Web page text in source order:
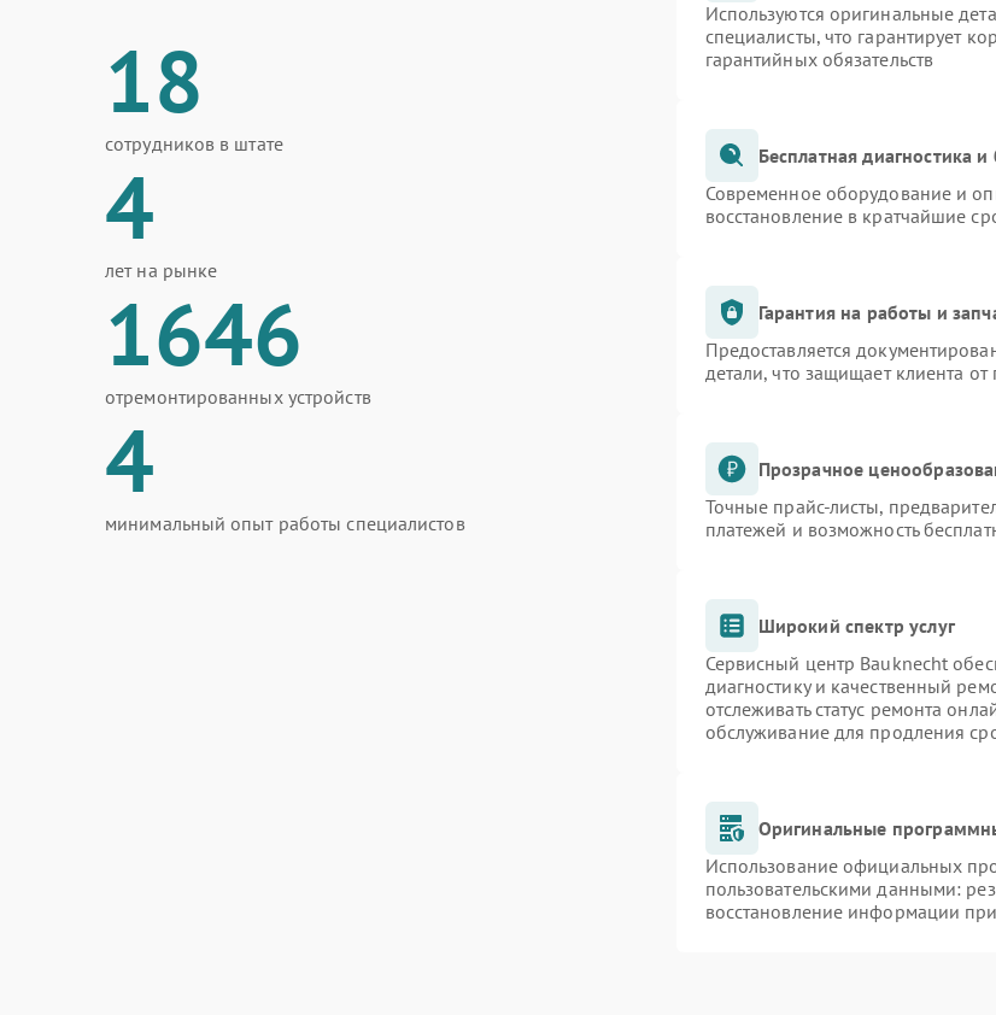
18
сотрудников в штате
4
лет на рынке
1646
отремонтированных устройств
4
минимальный опыт работы специалистов
Используются оригинальные
специалисты, что гарантирует
гарантийных обязательств
Бесплатная диагностика
Современное оборудование и
восстановление в кратчайшие
Гарантия на работы и
Предоставляется
детали, что защищает клиента
Прозрачное
Точные прайс-листы,
платежей и возможность
Широкий спектр услуг
Сервисный центр Bauknecht
диагностику и качественный
отслеживать статус ремонта
обслуживание для продления
Оригинальные
Использование официальных
пользовательскими данными:
восстановление информации